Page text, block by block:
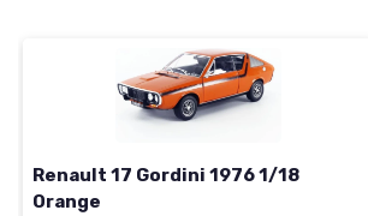
Renault 17 Gordini 1976 1/18
Orange